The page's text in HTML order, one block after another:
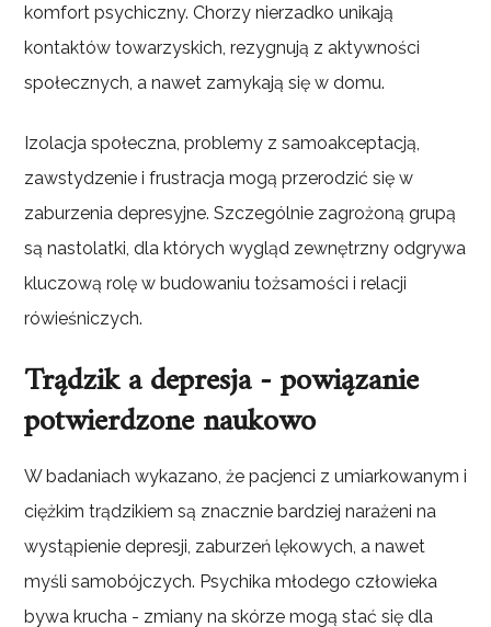
komfort psychiczny. Chorzy nierzadko unikają
kontaktów towarzyskich, rezygnują z aktywności
społecznych, a nawet zamykają się w domu.
Izolacja społeczna, problemy z samoakceptacją,
zawstydzenie i frustracja mogą przerodzić się w
zaburzenia depresyjne. Szczególnie zagrożoną grupą
są nastolatki, dla których wygląd zewnętrzny odgrywa
kluczową rolę w budowaniu tożsamości i relacji
rówieśniczych.
Trądzik a depresja - powiązanie
potwierdzone naukowo
W badaniach wykazano, że pacjenci z umiarkowanym i
ciężkim trądzikiem są znacznie bardziej narażeni na
wystąpienie depresji, zaburzeń lękowych, a nawet
myśli samobójczych. Psychika młodego człowieka
bywa krucha - zmiany na skórze mogą stać się dla